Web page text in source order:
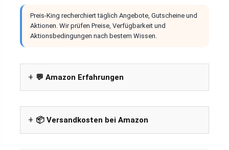
Preis-King recherchiert täglich Angebote, Gutscheine und
Aktionen. Wir prüfen Preise, Verfügbarkeit und
Aktionsbedingungen nach bestem Wissen.
💬 Amazon Erfahrungen
📦 Versandkosten bei Amazon